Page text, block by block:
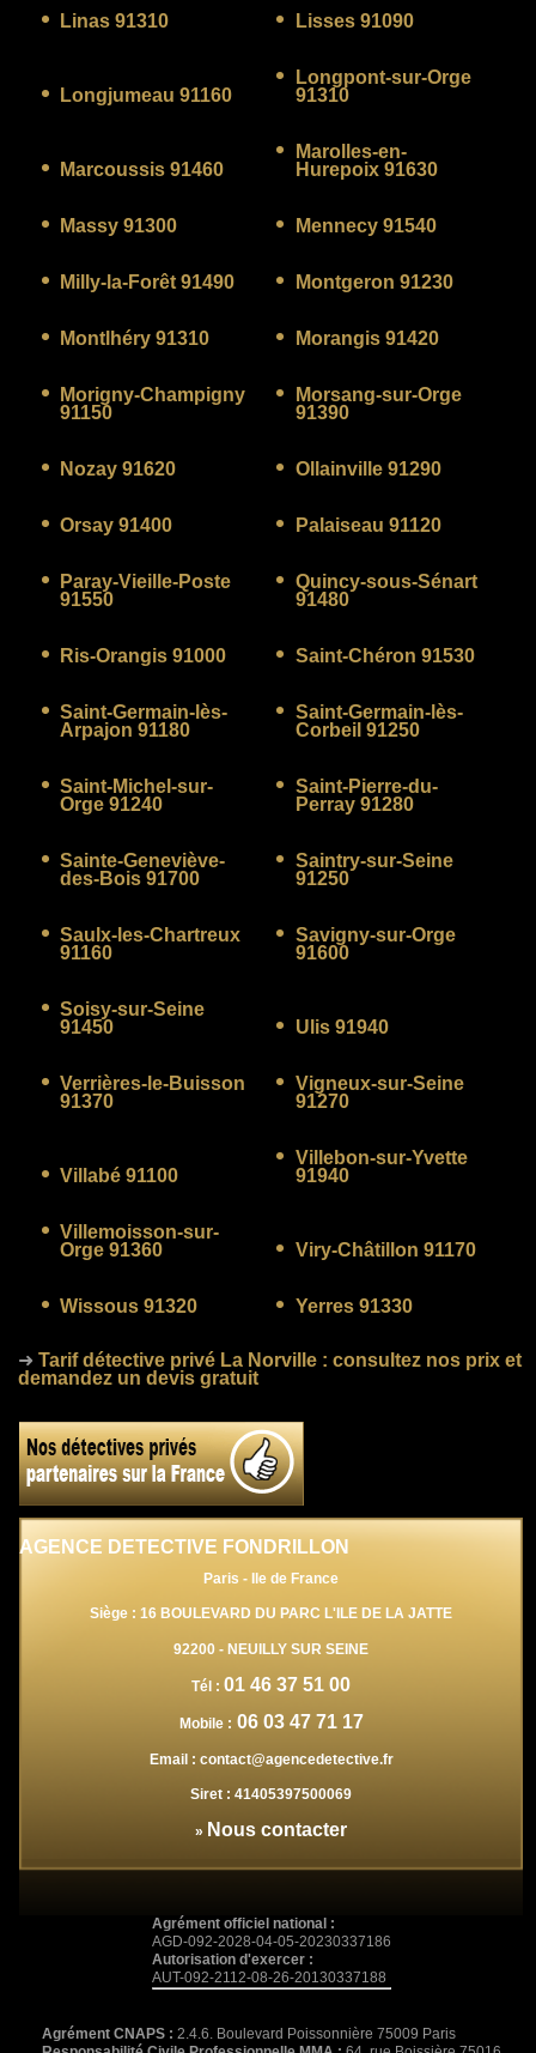
Linas 91310 Lisses 91090
Longjumeau 91160
Longpont-sur-Orge
91310
Marcoussis 91460
Marolles-en-
Hurepoix 91630
Massy 91300 Mennecy 91540
Milly-la-Forêt 91490 Montgeron 91230
Montlhéry 91310 Morangis 91420
Morigny-Champigny
91150
Morsang-sur-Orge
91390
Nozay 91620 Ollainville 91290
Orsay 91400 Palaiseau 91120
Paray-Vieille-Poste
91550
Quincy-sous-Sénart
91480
Ris-Orangis 91000 Saint-Chéron 91530
Saint-Germain-lès-
Arpajon 91180
Saint-Germain-lès-
Corbeil 91250
Saint-Michel-sur-
Orge 91240
Saint-Pierre-du-
Perray 91280
Sainte-Geneviève-
des-Bois 91700
Saintry-sur-Seine
91250
Saulx-les-Chartreux
91160
Savigny-sur-Orge
91600
Soisy-sur-Seine
91450
Ulis 91940
Verrières-le-Buisson
91370
Vigneux-sur-Seine
91270
Villabé 91100
Villebon-sur-Yvette
91940
Villemoisson-sur-
Orge 91360
Viry-Châtillon 91170
Wissous 91320 Yerres 91330
➜Tarif détective privé La Norville : consultez nos prix et
demandez un devis gratuit
AGENCE DETECTIVE FONDRILLON
Paris - Ile de France
Siège : 16 BOULEVARD DU PARC L'ILE DE LA JATTE
92200 -NEUILLY SUR SEINE
Tél : 01 46 37 51 00
Mobile : 06 03 47 71 17
Email : contact@agencedetective.fr
Siret : 41405397500069
» Nous contacter
Agrément officiel national :
AGD-092-2028-04-05-20230337186
Autorisation d'exercer :
AUT-092-2112-08-26-20130337188
Agrément CNAPS : 2.4.6. Boulevard Poissonnière 75009 Paris